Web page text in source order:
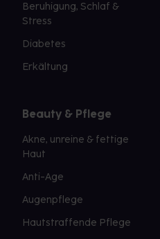
Beruhigung, Schlaf &
Stress
Diabetes
Erkältung
Beauty & Pflege
Akne, unreine & fettige
Haut
Anti-Age
Augenpflege
Hautstraffende Pflege